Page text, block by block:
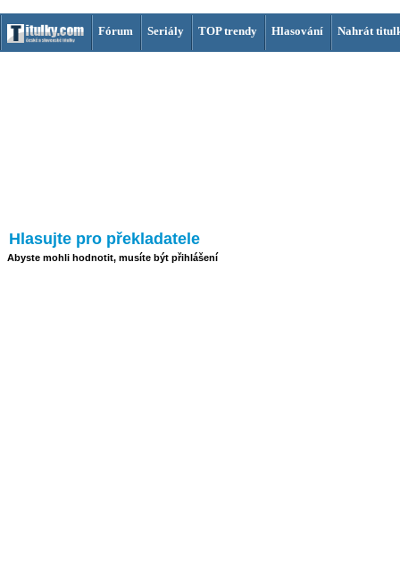
Fórum Seriály TOP trendy Hlasování Nahrát
Hlasujte pro překladatele
Abyste mohli hodnotit, musíte být přihlášení